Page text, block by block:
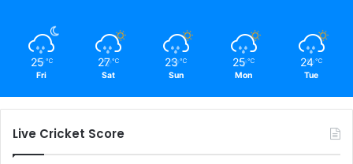
25 ℃
Fri
27 ℃
Sat
23 ℃
Sun
25 ℃
Mon
24 ℃
Tue
Live Cricket Score